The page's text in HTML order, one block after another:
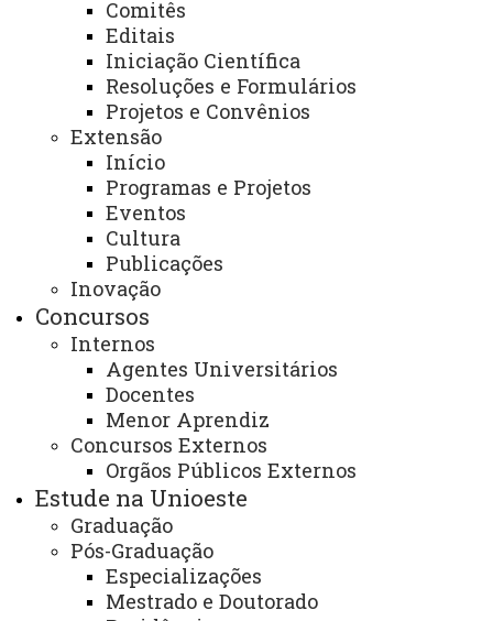
Comitês
Editais
Iniciação Científica
Resoluções e Formulários
Projetos e Convênios
Extensão
Início
Programas e Projetos
Eventos
Cultura
Publicações
Inovação
Concursos
Internos
Agentes Universitários
Docentes
Menor Aprendiz
Concursos Externos
Orgãos Públicos Externos
Estude na Unioeste
Graduação
Pós-Graduação
Especializações
Mestrado e Doutorado
ACESSE
Acesso Restrito (Editores do Portal)
Arquivo Virtual
Bibliotecas
Identidade Visual
Mapa do Site
Ouvidoria
Portal Office 365
Sistemas
Telefones
Webmail